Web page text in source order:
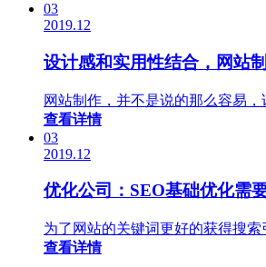
03
2019.12
设计感和实用性结合，网站
网站制作，并不是说的那么容易，
查看详情
03
2019.12
优化公司：SEO基础优化需
为了网站的关键词更好的获得搜索
查看详情